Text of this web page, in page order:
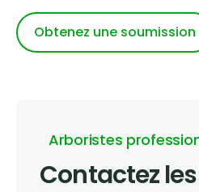
Obtenez une soumission
Arboristes
Contactez